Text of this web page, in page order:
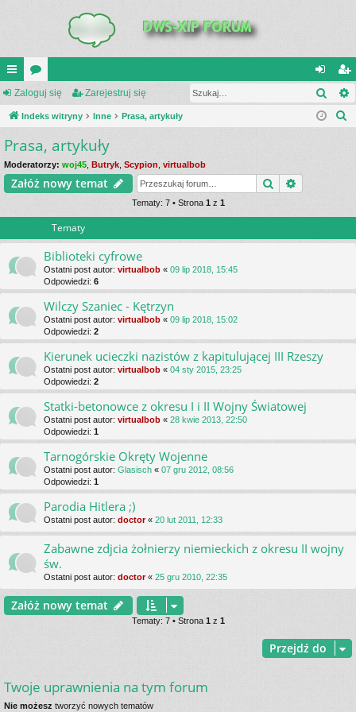
UI
C
K
_L
IN
or
a
al
og
ar
ej
Zaloguj się Zarejestruj się
Indeks witryny Inne Prasa, artykuły
Prasa, artykuły
Moderatorzy: woj45 Butryk Scypion virtualbob
Załóż nowy temat Szukaj
Tematy: 7 • Strona 1 z 1
Tematy
Biblioteki cyfrowe
Ostatni post autor: virtualbob « 09 lip 2018, 15:45
Odpowiedzi: 6
Wilczy Szaniec - Kętrzyn
Ostatni post autor: virtualbob « 09 lip 2018, 15:02
Odpowiedzi: 2
Kierunek ucieczki nazistów z kapitulującej III Rzeszy
Ostatni post autor: virtualbob « 04 sty 2015, 23:25
Odpowiedzi: 2
Statki-betonowce z okresu I i II Wojny Światowej
Ostatni post autor: virtualbob « 28 kwie 2013, 22:50
Odpowiedzi: 1
Tarnogórskie Okręty Wojenne
Ostatni post autor: Glasisch « 07 gru 2012, 08:56
Odpowiedzi: 1
Parodia Hitlera ;)
Ostatni post autor: doctor« 20 lut 2011, 12:33
Zabawne zdjcia żołnierzy niemieckich z okresu II wojny
św.
Ostatni post autor: doctor« 25 gru 2010, 22:35
Załóż nowy temat
Tematy: 7 • Strona 1z 1
Przejdź do
Twoje uprawnienia na tym forum
Nie możesz tworzyć nowych tematów